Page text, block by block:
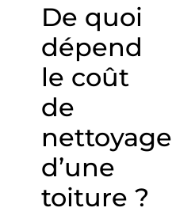
De quoi
dépend
le coût
de
nettoyage
d’une
toiture ?